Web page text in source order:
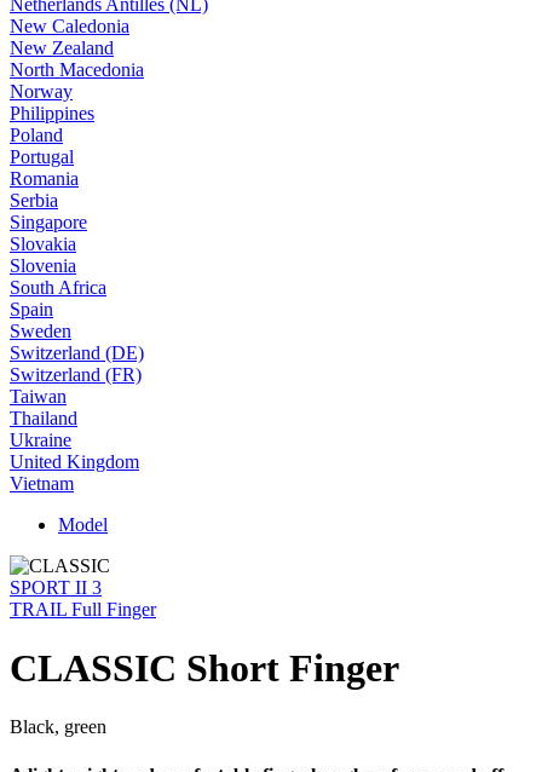
New Caledonia
New Zealand
North Macedonia
Norway
Philippines
Poland
Portugal
Romania
Serbia
Singapore
Slovakia
Slovenia
South Africa
Spain
Sweden
Switzerland (DE)
Switzerland (FR)
Taiwan
Thailand
Ukraine
United Kingdom
Vietnam
Model
SPORT II 3
TRAIL Full Finger
CLASSIC Short Finger
Black, green